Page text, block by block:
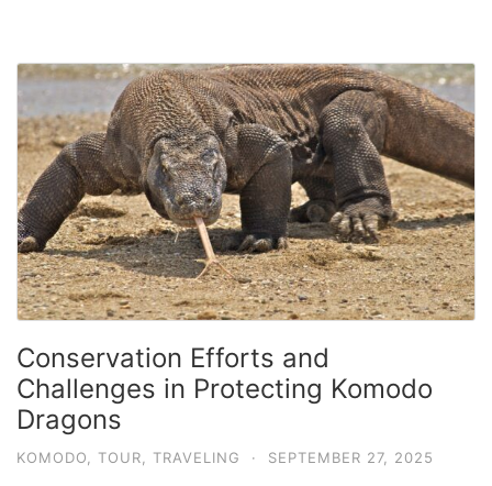
Conservation Efforts and
Challenges in Protecting Komodo
Dragons
KOMODO, TOUR, TRAVELING · SEPTEMBER 27, 2025